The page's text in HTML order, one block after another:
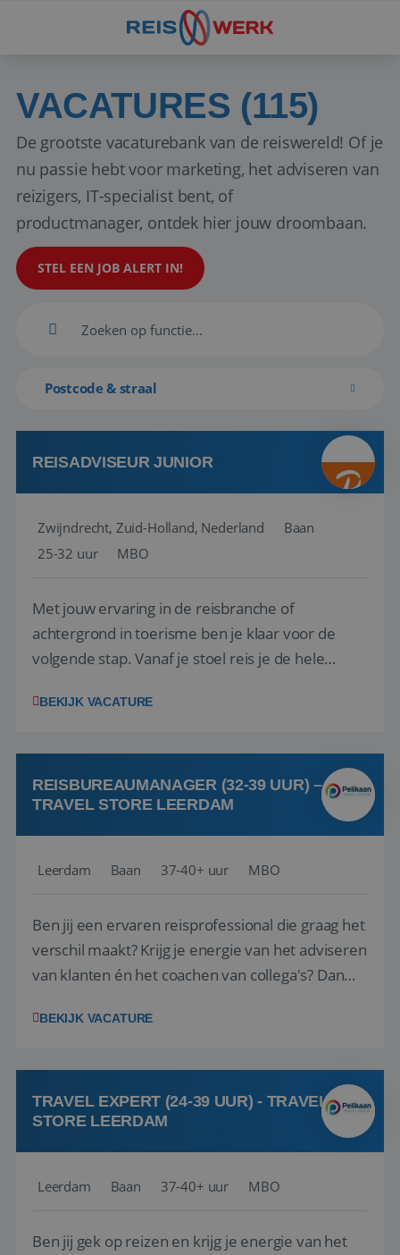
VACATURES (115)
De grootste vacaturebank van de reiswereld! Of je
nu passie hebt voor marketing, het adviseren van
reizigers, IT-specialist bent, of
productmanager, ontdek hier jouw droombaan.
STEL EEN JOB ALERT IN!
Postcode & straal
REISADVISEUR JUNIOR
Zwijndrecht, Zuid-Holland, Nederland
Baan
25-32 uur
MBO
Met jouw ervaring in de reisbranche of
achtergrond in toerisme ben je klaar voor de
volgende stap. Vanaf je stoel reis je de hele
wensen van je team, je klant en wat er in de
klanten te overtuigen om die droomreis te
boeken! ...
BEKIJK VACATURE
REISBUREAUMANAGER (32-39 UUR) –
TRAVEL STORE LEERDAM
Leerdam Baan 37-40+ uur MBO
Ben jij een ervaren reisprofessional die graag het
verschil maakt? Krijg je energie van het adviseren
van klanten én het coachen van collega's? Dan
(onderdeel van Pelikaan Travel Group) zoeken
team het reisbureau verder...
BEKIJK VACATURE
TRAVEL EXPERT (24-39 UUR) - TRAVEL
STORE LEERDAM
Leerdam Baan 37-40+ uur MBO
Ben jij gek op reizen en krijg je energie van het